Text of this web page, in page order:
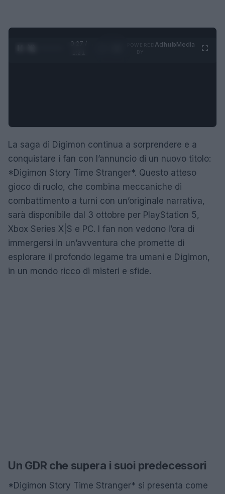
0:28 /
AdhubMedia
La saga di Digimon continua a sorprendere e a
conquistare i fan con l’annuncio di un nuovo titolo:
*Digimon Story Time Stranger*. Questo atteso
gioco di ruolo, che combina meccaniche di
combattimento a turni con un’originale narrativa,
sarà disponibile dal 3 ottobre per PlayStation 5,
Xbox Series X|S e PC. I fan non vedono l’ora di
immergersi in un’avventura che promette di
esplorare il profondo legame tra umani e Digimon,
in un mondo ricco di misteri e sfide.
Un GDR che supera i suoi predecessori
*Digimon Story Time Stranger* si presenta come